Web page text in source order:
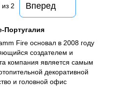
из 2 Вперед
Португалия
Fire основал в 2008 году
создателем и
компания является самым
декоративной
и головной офис